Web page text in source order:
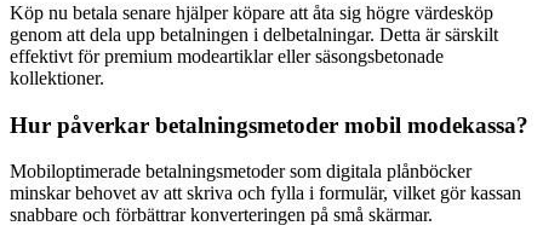
Köp nu betala senare hjälper köpare att åta sig högre värdesköp
genom att dela upp betalningen i delbetalningar. Detta är särskilt
effektivt för premium modeartiklar eller säsongsbetonade
kollektioner.
Hur påverkar betalningsmetoder mobil modekassa?
Mobiloptimerade betalningsmetoder som digitala plånböcker
minskar behovet av att skriva och fylla i formulär, vilket gör kassan
snabbare och förbättrar konverteringen på små skärmar.